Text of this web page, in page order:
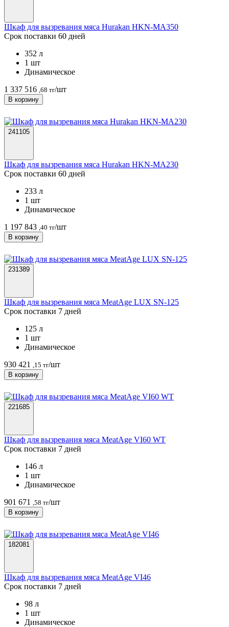
Шкаф для вызревания мяса Hurakan HKN-MA350
Срок поставки 60 дней
352 л
1 шт
Динамическое
1 337 516 ,68 тг/шт
В корзину
241105
Шкаф для вызревания мяса Hurakan HKN-MA230
Срок поставки 60 дней
233 л
1 шт
Динамическое
1 197 843 ,40 тг/шт
В корзину
231389
Шкаф для вызревания мяса MeatAge LUX SN-125
Срок поставки 7 дней
125 л
1 шт
Динамическое
930 421
,15 тг/шт
В корзину
221685
Шкаф для вызревания мяса MeatAge VI60 WT
Срок поставки 7 дней
146 л
1 шт
Динамическое
901 671
,58 тг/шт
В корзину
182081
Шкаф для вызревания мяса MeatAge VI46
Срок поставки 7 дней
98 л
1 шт
Динамическое